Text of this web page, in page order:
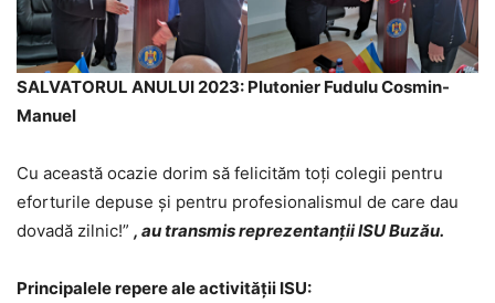
SALVATORUL ANULUI 2023: Plutonier Fudulu Cosmin-
Manuel
Cu această ocazie dorim să felicităm toți colegii pentru
eforturile depuse și pentru profesionalismul de care dau
dovadă zilnic!” , au transmis reprezentanții ISU Buzău.
Principalele repere ale activității ISU: